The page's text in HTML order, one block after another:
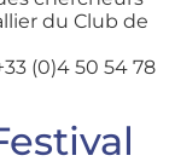
du Club de
(0)4 50 54 78